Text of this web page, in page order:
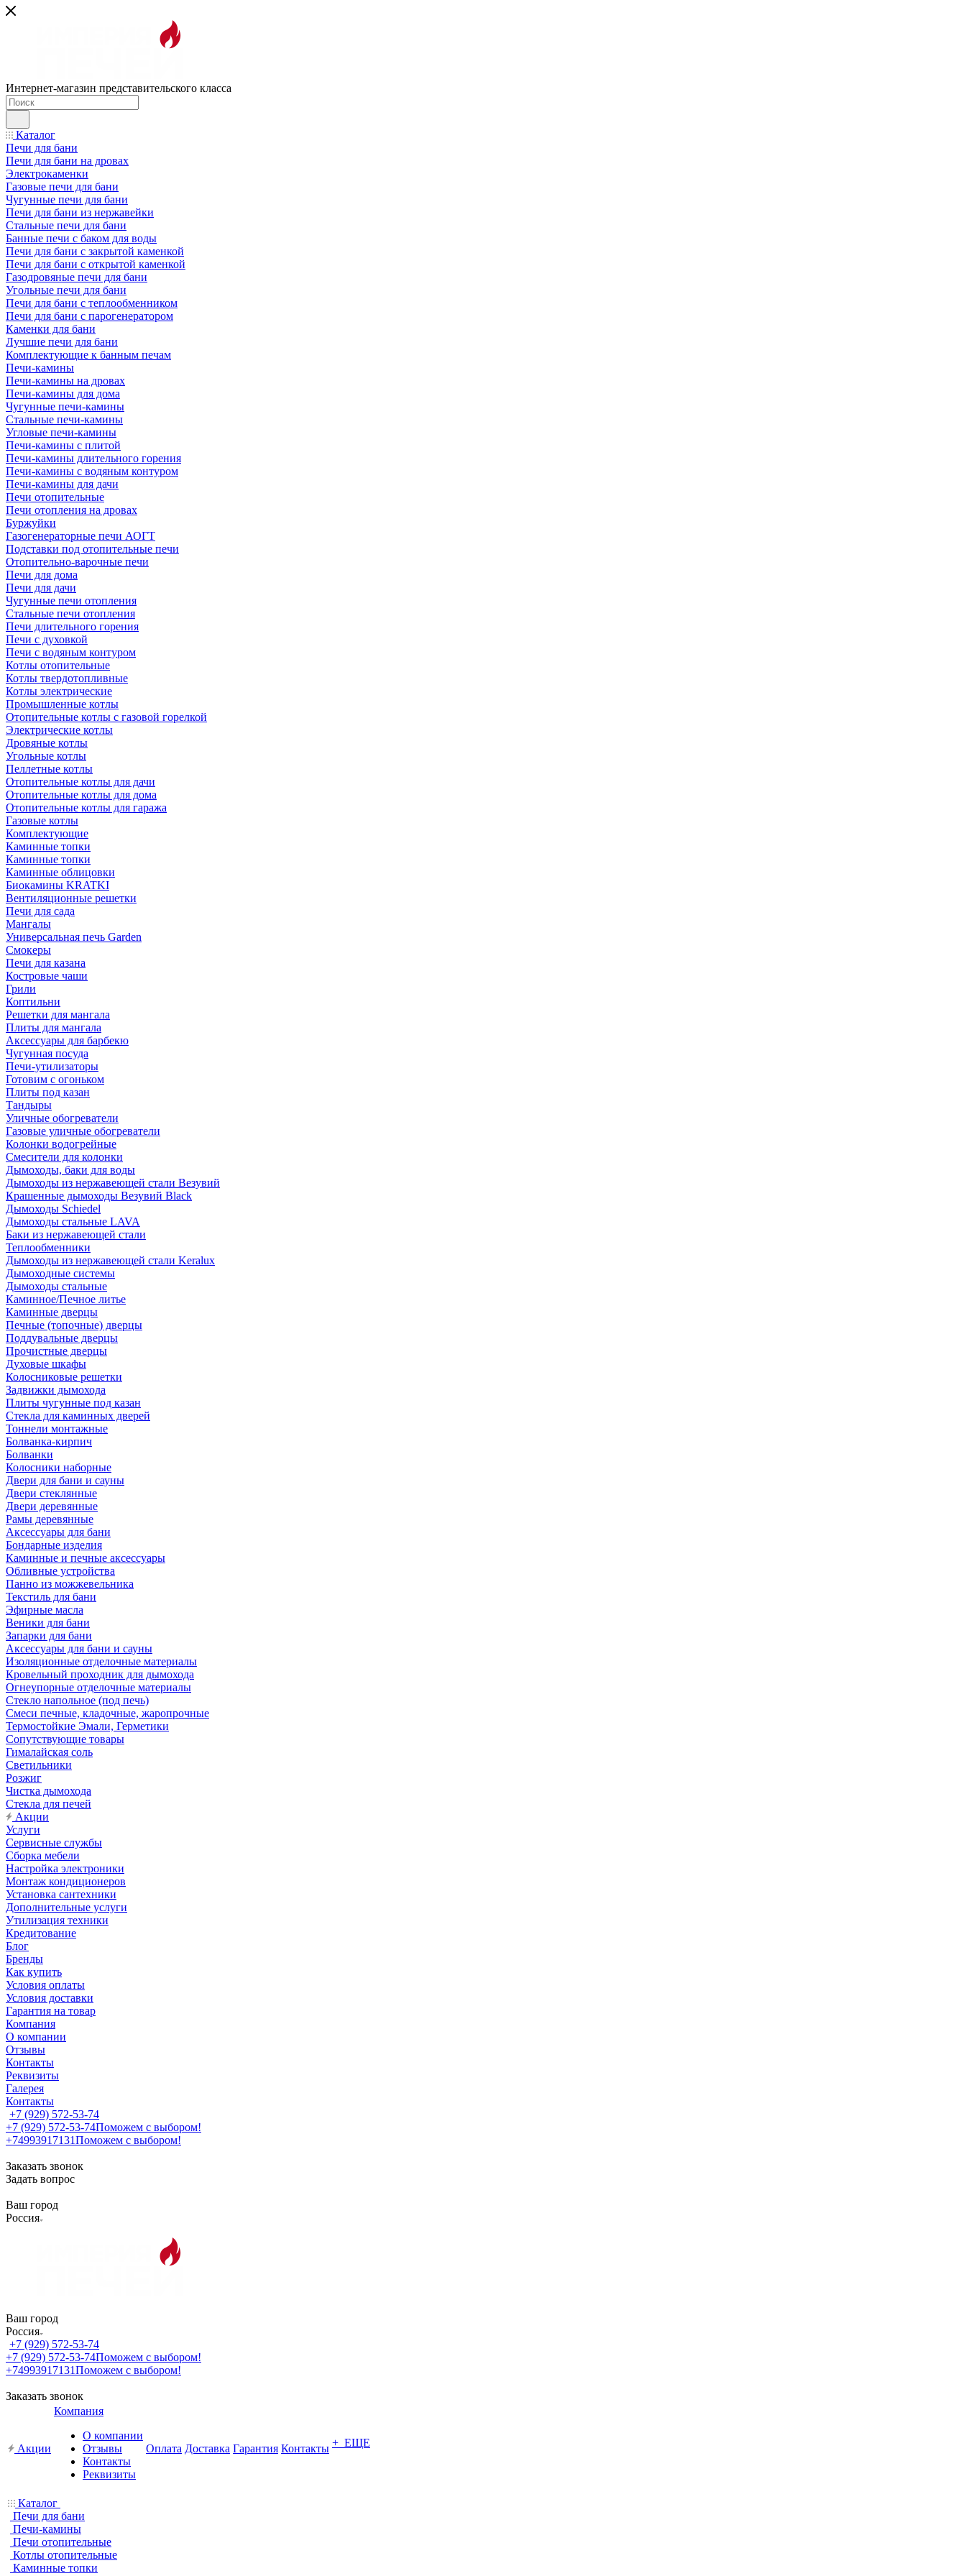
Интернет-магазин представительского класса
Каталог
Печи для бани
Печи для бани на дровах
Электрокаменки
Газовые печи для бани
Чугунные печи для бани
Печи для бани из нержавейки
Стальные печи для бани
Банные печи с баком для воды
Печи для бани с закрытой каменкой
Печи для бани с открытой каменкой
Газодровяные печи для бани
Угольные печи для бани
Печи для бани с теплообменником
Печи для бани с парогенератором
Каменки для бани
Лучшие печи для бани
Комплектующие к банным печам
Печи-камины
Печи-камины на дровах
Печи-камины для дома
Чугунные печи-камины
Стальные печи-камины
Угловые печи-камины
Печи-камины с плитой
Печи-камины длительного горения
Печи-камины с водяным контуром
Печи-камины для дачи
Печи отопительные
Печи отопления на дровах
Буржуйки
Газогенераторные печи АОГТ
Подставки под отопительные печи
Отопительно-варочные печи
Печи для дома
Печи для дачи
Чугунные печи отопления
Стальные печи отопления
Печи длительного горения
Печи с духовкой
Печи с водяным контуром
Котлы отопительные
Котлы твердотопливные
Котлы электрические
Промышленные котлы
Отопительные котлы с газовой горелкой
Электрические котлы
Дровяные котлы
Угольные котлы
Пеллетные котлы
Отопительные котлы для дачи
Отопительные котлы для дома
Отопительные котлы для гаража
Газовые котлы
Комплектующие
Каминные топки
Каминные топки
Каминные облицовки
Биокамины KRATKI
Вентиляционные решетки
Печи для сада
Мангалы
Универсальная печь Garden
Смокеры
Печи для казана
Костровые чаши
Грили
Коптильни
Решетки для мангала
Плиты для мангала
Аксессуары для барбекю
Чугунная посуда
Печи-утилизаторы
Готовим с огоньком
Плиты под казан
Тандыры
Уличные обогреватели
Газовые уличные обогреватели
Колонки водогрейные
Смесители для колонки
Дымоходы, баки для воды
Дымоходы из нержавеющей стали Везувий
Крашенные дымоходы Везувий Black
Дымоходы Schiedel
Дымоходы стальные LAVA
Баки из нержавеющей стали
Теплообменники
Дымоходы из нержавеющей стали Keralux
Дымоходные системы
Дымоходы стальные
Каминное/Печное литье
Каминные дверцы
Печные (топочные) дверцы
Поддувальные дверцы
Прочистные дверцы
Духовые шкафы
Колосниковые решетки
Задвижки дымохода
Плиты чугунные под казан
Стекла для каминных дверей
Тоннели монтажные
Болванка-кирпич
Болванки
Колосники наборные
Двери для бани и сауны
Двери стеклянные
Двери деревянные
Рамы деревянные
Аксессуары для бани
Бондарные изделия
Каминные и печные аксессуары
Обливные устройства
Панно из можжевельника
Текстиль для бани
Эфирные масла
Веники для бани
Запарки для бани
Аксессуары для бани и сауны
Изоляционные отделочные материалы
Кровельный проходник для дымохода
Огнеупорные отделочные материалы
Стекло напольное (под печь)
Смеси печные, кладочные, жаропрочные
Термостойкие Эмали, Герметики
Сопутствующие товары
Гималайская соль
Светильники
Розжиг
Чистка дымохода
Стекла для печей
Акции
Услуги
Сервисные службы
Сборка мебели
Настройка электроники
Монтаж кондиционеров
Установка сантехники
Дополнительные услуги
Утилизация техники
Кредитование
Блог
Бренды
Как купить
Условия оплаты
Условия доставки
Гарантия на товар
Компания
О компании
Отзывы
Контакты
Реквизиты
Галерея
Контакты
+7 (929) 572-53-74
+7 (929) 572-53-74Поможем с выбором!
+74993917131Поможем с выбором!
Заказать звонок
Задать вопрос
Ваш город
Россия
Ваш город
Россия
+7 (929) 572-53-74
+7 (929) 572-53-74Поможем с выбором!
+74993917131Поможем с выбором!
Заказать звонок
Акции
Компания
О компании
Отзывы
Контакты
Реквизиты
Оплата Доставка Гарантия Контакты + ЕЩЕ
Каталог
Печи для бани
Печи-камины
Печи отопительные
Котлы отопительные
Каминные топки